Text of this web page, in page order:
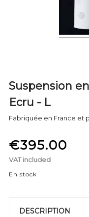
Suspension
Ecru - L
Fabriquée en France et
€395.00
VAT included
En stock
DESCRIPTION